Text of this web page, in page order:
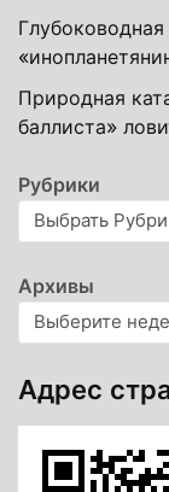
Природная
баллиста»
Рубрики
Архивы
Адрес